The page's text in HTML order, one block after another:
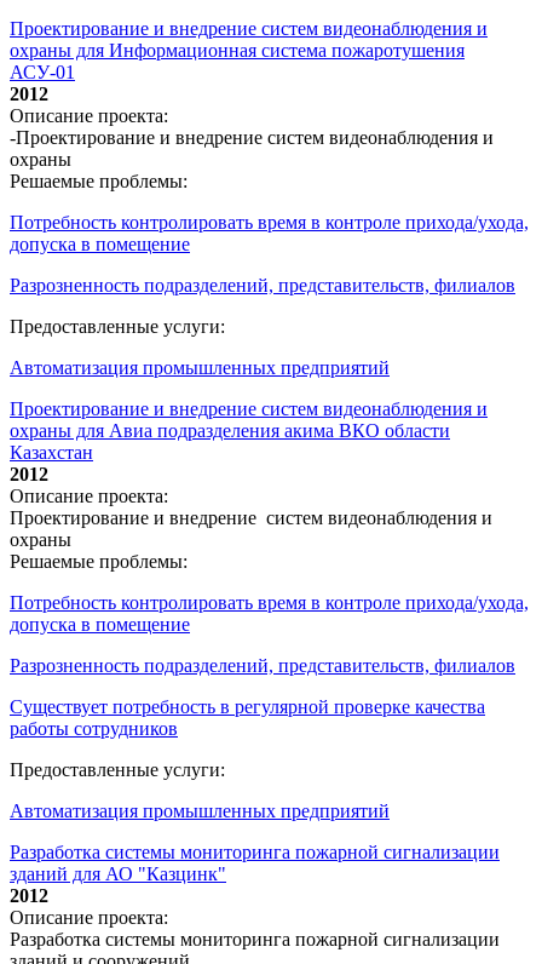
Проектирование и внедрение систем видеонаблюдения и
охраны для Информационная система пожаротушения
АСУ-01
2012
Описание проекта:
-Проектирование и внедрение систем видеонаблюдения и
охраны
Решаемые проблемы:
Потребность контролировать время в контроле прихода/ухода,
допуска в помещение
Разрозненность подразделений, представительств, филиалов
Предоставленные услуги:
Автоматизация промышленных предприятий
Проектирование и внедрение систем видеонаблюдения и
охраны для Авиа подразделения акима ВКО области
Казахстан
2012
Описание проекта:
Проектирование и внедрение систем видеонаблюдения и
охраны
Решаемые проблемы:
Потребность контролировать время в контроле прихода/ухода,
допуска в помещение
Разрозненность подразделений, представительств, филиалов
Существует потребность в регулярной проверке качества
работы сотрудников
Предоставленные услуги:
Автоматизация промышленных предприятий
Разработка системы мониторинга пожарной сигнализации
зданий для АО "Казцинк"
2012
Описание проекта:
Разработка системы мониторинга пожарной сигнализации